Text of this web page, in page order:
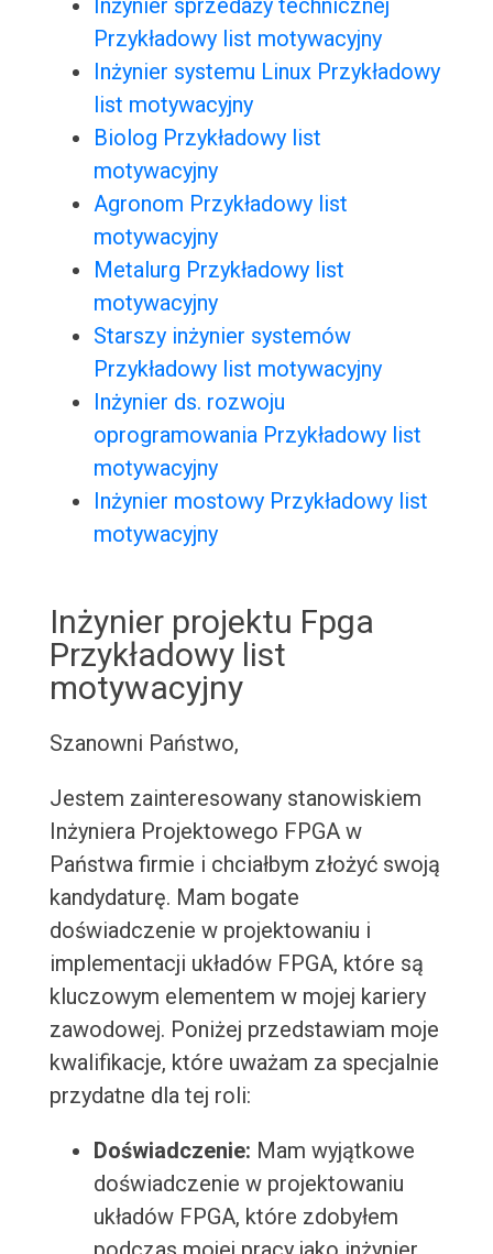
Inżynier sprzedaży technicznej
Przykładowy list motywacyjny
Inżynier systemu Linux Przykładowy
list motywacyjny
Biolog Przykładowy list
motywacyjny
Agronom Przykładowy list
motywacyjny
Metalurg Przykładowy list
motywacyjny
Starszy inżynier systemów
Przykładowy list motywacyjny
Inżynier ds. rozwoju
oprogramowania Przykładowy list
motywacyjny
Inżynier mostowy Przykładowy list
motywacyjny
Inżynier projektu Fpga
Przykładowy list
motywacyjny
Szanowni Państwo,
Jestem zainteresowany stanowiskiem
Inżyniera Projektowego FPGA w
Państwa firmie i chciałbym złożyć swoją
kandydaturę. Mam bogate
doświadczenie w projektowaniu i
implementacji układów FPGA, które są
kluczowym elementem w mojej kariery
zawodowej. Poniżej przedstawiam moje
kwalifikacje, które uważam za specjalnie
przydatne dla tej roli:
Doświadczenie: Mam wyjątkowe
doświadczenie w projektowaniu
układów FPGA, które zdobyłem